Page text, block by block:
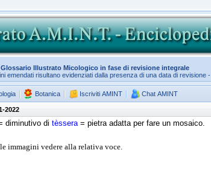
Glossario Illustrato Micologico in fase di revisione integrale
emendati risultano evidenziati dalla presenza di una data di revisione -
Botanica Iscriviti AMINT Chat AMINT
2022
diminutivo di tèssera = pietra adatta per fare un mosaico.
le immagini vedere alla relativa voce.